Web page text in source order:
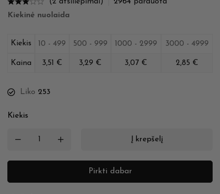
Kiekinė nuolaida
Kiekis 10 - 499 500 - 999 1000 - 2999 3000 - 4999
Kaina 3,51 € 3,29 € 3,07 € 2,85 €
Liko 253
Kiekis
Į krepšelį
Pirkti dabar